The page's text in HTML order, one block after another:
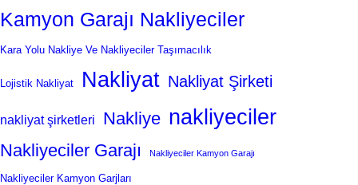
Kamyon Garajı Nakliyeciler
Kara Yolu Nakliye Ve Nakliyeciler Taşımacılık
Lojistik Nakliyat Nakliyat Nakliyat Şirketi
nakliyat şirketleri Nakliye nakliyeciler
Nakliyeciler Garajı Nakliyeciler Kamyon Garajı
Nakliyeciler Kamyon Garjları